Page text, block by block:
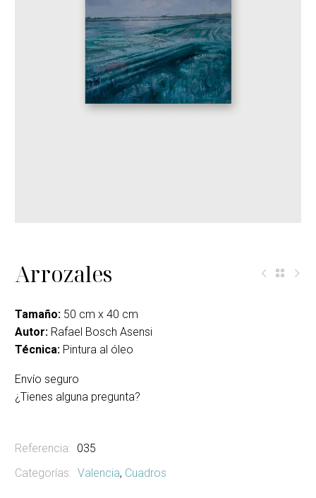
Arrozales
Tamaño: 50 cm x 40 cm
Autor: Rafael Bosch Asensi
Técnica: Pintura al óleo
Envío seguro
¿Tienes alguna pregunta?
Referencia: 035
Categorías: Valencia, Cuadros